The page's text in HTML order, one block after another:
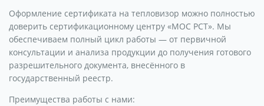
Оформление сертификата на тепловизор можно полностью
доверить сертификационному центру «МОС РСТ». Мы
обеспечиваем полный цикл работы — от первичной
консультации и анализа продукции до получения готового
разрешительного документа, внесённого в
государственный реестр.
Преимущества работы с нами: